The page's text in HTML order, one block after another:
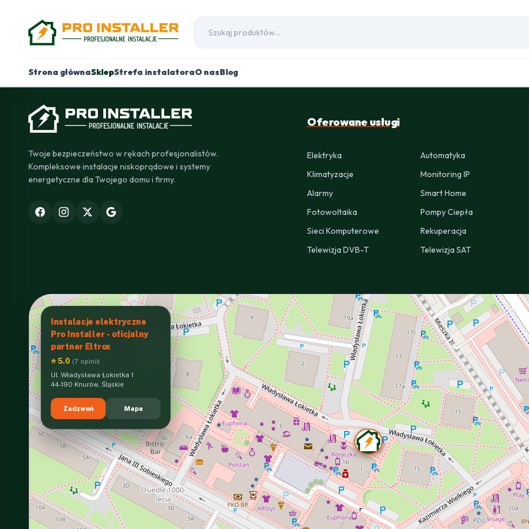
Strona głównaSklepStrefa instalatoraO nasBlog
Twoje bezpieczeństwo w rękach profesjonalistów.
Kompleksowe instalacje niskoprądowe i systemy
energetyczne dla Twojego domu i firmy.
Oferowane usługi
Elektryka
Automatyka
Klimatyzacje
Monitoring IP
Alarmy
Smart Home
Fotowoltaika
Pompy Ciepła
Sieci Komputerowe
Rekuperacja
Telewizja DVB-T
Telewizja SAT
Instalacje elektryczne
Pro Installer - oficjalny
partner Eltrox
⭐ 5.0 (7 opinii)
Ul. Władysława Łokietka 1
44-190 Knurów, Śląskie
Zadzwoń Mapa